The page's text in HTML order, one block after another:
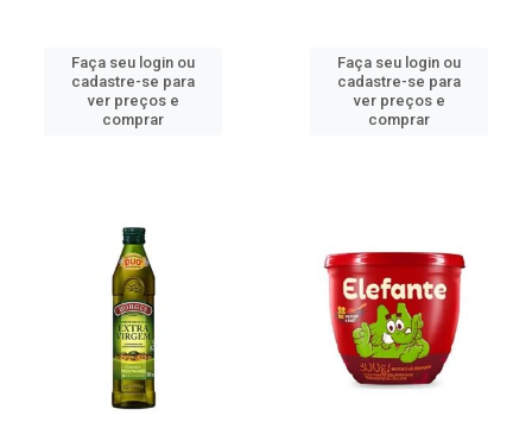
Faça seu login ou
cadastre-se para
ver preços e
comprar
Faça seu login ou
cadastre-se para
ver preços e
comprar